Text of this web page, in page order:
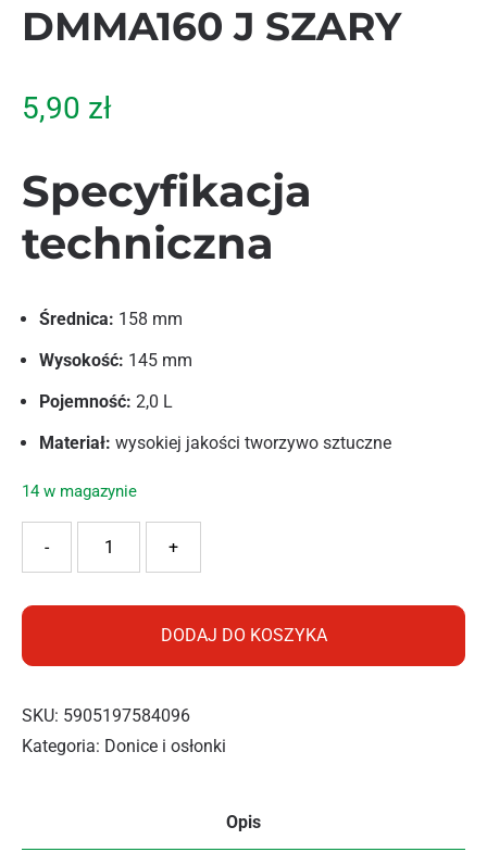
DMMA160 J SZARY
5,90 zł
Specyfikacja
techniczna
Średnica: 158 mm
Wysokość: 145 mm
Pojemność: 2,0 L
Materiał: wysokiej jakości tworzywo sztuczne
14 w magazynie
ilość PROSPERPLAST DONICZKA MATE DMMA160 J SZARY
+
-
DODAJ DO KOSZYKA
SKU: 5905197584096
Kategoria: Donice i osłonki
Opis